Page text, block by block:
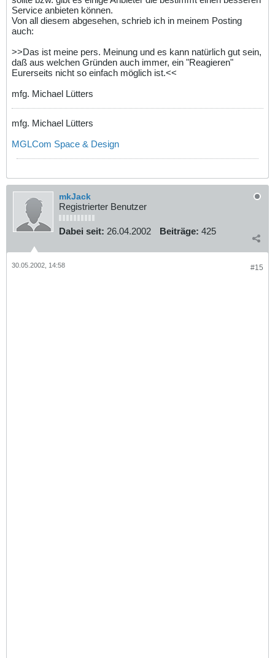
Service anbieten können.
Von all diesem abgesehen, schrieb ich in meinem Posting
auch:
>>Das ist meine pers. Meinung und es kann natürlich gut sein,
daß aus welchen Gründen auch immer, ein "Reagieren"
Eurerseits nicht so einfach möglich ist.<<
mfg. Michael Lütters
mfg. Michael Lütters
MGLCom Space & Design
mkJack
Registrierter Benutzer
Dabei seit: 26.04.2002 Beiträge: 425
#15
30.05.2002, 14:58